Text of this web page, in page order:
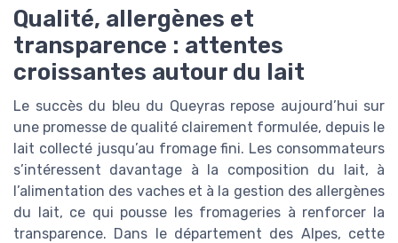
Qualité, allergènes et
transparence : attentes
croissantes autour du lait
Le succès du bleu du Queyras repose aujourd’hui sur
une promesse de qualité clairement formulée, depuis le
lait collecté jusqu’au fromage fini. Les consommateurs
s’intéressent davantage à la composition du lait, à
l’alimentation des vaches et à la gestion des allergènes
du lait, ce qui pousse les fromageries à renforcer la
transparence. Dans le département des Alpes, cette